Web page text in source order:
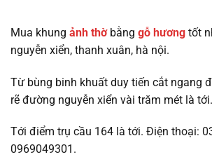
Mua khung ảnh thờbằng gỗ hương tốt
nguyễn xiển, thanh xuân, hà nội.
Từ bùng binh khuất duy tiến cắt ngang
rẽ đường nguyễn xiển vài trăm mét là tới.
Tới điểm trụ cầu 164 là tới. Điện thoại:
0969049301.